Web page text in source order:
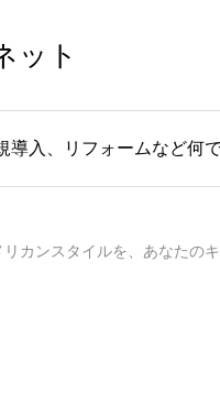
ット
導入、リフォームなど何
ンスタイルを、あなたのキッチンに